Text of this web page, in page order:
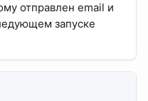
отправлен email и
запуске